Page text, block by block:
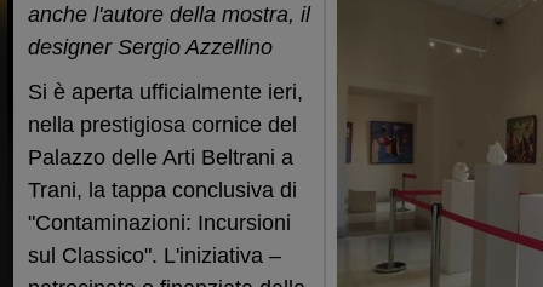
anche l'autore della mostra, il
designer Sergio Azzellino
Si è aperta ufficialmente ieri,
nella prestigiosa cornice del
Palazzo delle Arti Beltrani a
Trani, la tappa conclusiva di
"Contaminazioni: Incursioni
sul Classico". L'iniziativa –